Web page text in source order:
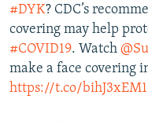
#DYK? CDC’s
covering may help
#COVID19. Watch
make a face covering
https://t.co/